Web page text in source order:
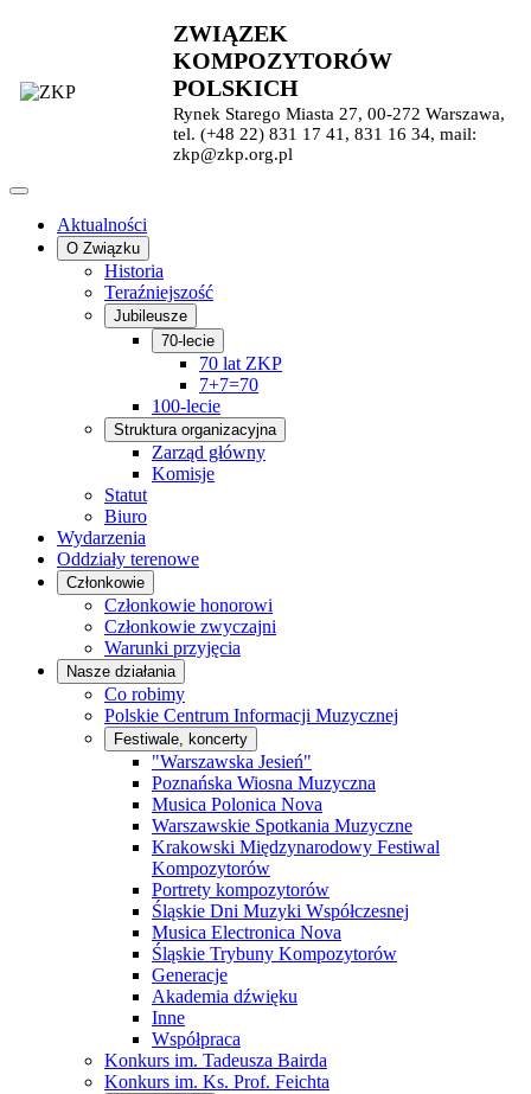
ZWIĄZEK
KOMPOZYTORÓW
POLSKICH
Rynek Starego Miasta 27, 00-272 Warszawa,
tel. (+48 22) 831 17 41, 831 16 34, mail:
zkp@zkp.org.pl
Aktualności
O Związku
Historia
Teraźniejszość
Jubileusze
70-lecie
70 lat ZKP
7+7=70
100-lecie
Struktura organizacyjna
Zarząd główny
Komisje
Statut
Biuro
Wydarzenia
Oddziały terenowe
Członkowie
Członkowie honorowi
Członkowie zwyczajni
Warunki przyjęcia
Nasze działania
Co robimy
Polskie Centrum Informacji Muzycznej
Festiwale, koncerty
"Warszawska Jesień"
Poznańska Wiosna Muzyczna
Musica Polonica Nova
Warszawskie Spotkania Muzyczne
Krakowski Międzynarodowy Festiwal
Kompozytorów
Portrety kompozytorów
Śląskie Dni Muzyki Współczesnej
Musica Electronica Nova
Śląskie Trybuny Kompozytorów
Generacje
Akademia dźwięku
Inne
Współpraca
Konkurs im. Tadeusza Bairda
Konkurs im. Ks. Prof. Feichta